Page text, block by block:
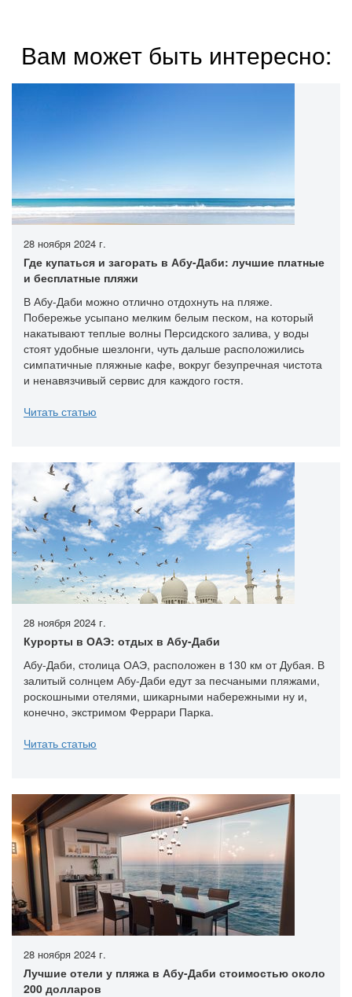
Вам может быть интересно:
28 ноября 2024 г.
Где купаться и загорать в Абу-Даби: лучшие платные
и бесплатные пляжи
В Абу-Даби можно отлично отдохнуть на пляже.
Побережье усыпано мелким белым песком, на который
накатывают теплые волны Персидского залива, у воды
стоят удобные шезлонги, чуть дальше расположились
симпатичные пляжные кафе, вокруг безупречная чистота
и ненавязчивый сервис для каждого гостя.
Читать статью
28 ноября 2024 г.
Курорты в ОАЭ: отдых в Абу-Даби
Абу-Даби, столица ОАЭ, расположен в 130 км от Дубая. В
залитый солнцем Абу-Даби едут за песчаными пляжами,
роскошными отелями, шикарными набережными ну и,
конечно, экстримом Феррари Парка.
Читать статью
28 ноября 2024 г.
Лучшие отели у пляжа в Абу-Даби стоимостью около
200 долларов